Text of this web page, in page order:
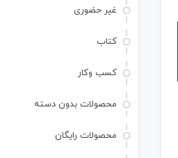
غیر حضوری
کتاب
کسب وکار
محصولات بدون دسته
محصولات رایگان